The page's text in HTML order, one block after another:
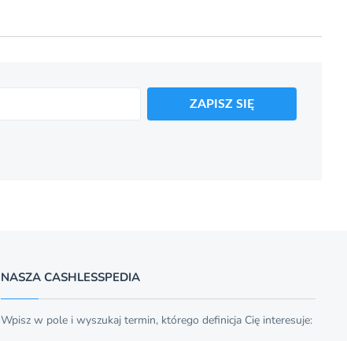
ZAPISZ SIĘ
NASZA CASHLESSPEDIA
Wpisz w pole i wyszukaj termin, którego definicja Cię interesuje: